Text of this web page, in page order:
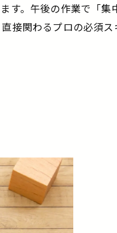
す。午後の作業で「集
関わるプロの必須ス